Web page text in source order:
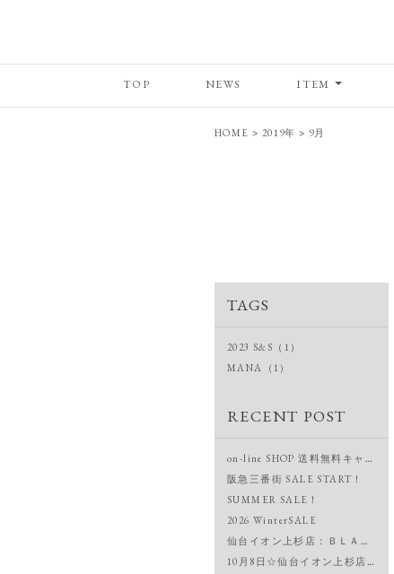
TOP NEWS ITEM
HOME > 2019年 > 9月
TAGS
2023 S&S（1）
MANA（1）
RECENT POST
on-line SHOP 送料無料キャンペーン＆新作入荷
阪急三番街 SALE START！
SUMMER SALE！
2026 WinterSALE
仙台イオン上杉店：ＢＬＡＣＫ ＦＲＩＤＡＹ！
10月8日☆仙台イオン上杉店OPEN